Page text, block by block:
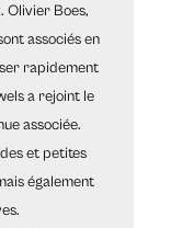
Olivier Boes,
associés en
rapidement
a rejoint le
associée.
et petites
également